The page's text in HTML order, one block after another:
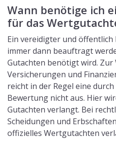
Wann benötige ich
für das
Ein vereidigter und
immer dann beauftragt
Gutachten benötigt wird. Zur
Versicherungen und
reicht in der Regel eine
Bewertung nicht aus. Hier
Gutachten verlangt. Bei
Scheidungen und
offizielles Wertgutachten